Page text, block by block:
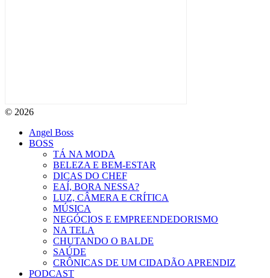
© 2026
Angel Boss
BOSS
TÁ NA MODA
BELEZA E BEM-ESTAR
DICAS DO CHEF
EAÍ, BORA NESSA?
LUZ, CÂMERA E CRÍTICA
MÚSICA
NEGÓCIOS E EMPREENDEDORISMO
NA TELA
CHUTANDO O BALDE
SAÚDE
CRÔNICAS DE UM CIDADÃO APRENDIZ
PODCAST